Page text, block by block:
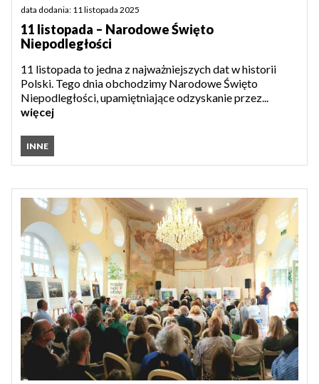
data dodania: 11 listopada 2025
11 listopada – Narodowe Święto
Niepodległości
11 listopada to jedna z najważniejszych dat w historii
Polski. Tego dnia obchodzimy Narodowe Święto
Niepodległości, upamiętniające odzyskanie przez...
więcej
INNE